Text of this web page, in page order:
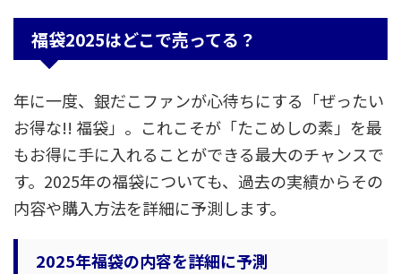
福袋2025はどこで売ってる？
年に一度、銀だこファンが心待ちにする「ぜったい
お得な!! 福袋」。これこそが「たこめしの素」を最
もお得に手に入れることができる最大のチャンスで
す。2025年の福袋についても、過去の実績からその
内容や購入方法を詳細に予測します。
2025年福袋の内容を詳細に予測